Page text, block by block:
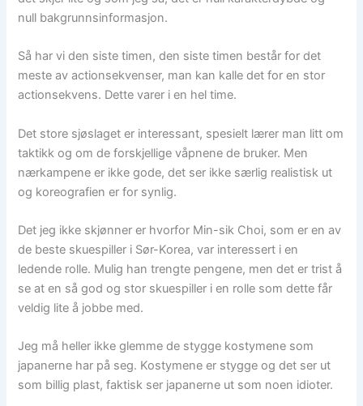
null bakgrunnsinformasjon.
Så har vi den siste timen, den siste timen består for det
meste av actionsekvenser, man kan kalle det for en stor
actionsekvens. Dette varer i en hel time.
Det store sjøslaget er interessant, spesielt lærer man litt om
taktikk og om de forskjellige våpnene de bruker. Men
nærkampene er ikke gode, det ser ikke særlig realistisk ut
og koreografien er for synlig.
Det jeg ikke skjønner er hvorfor Min-sik Choi, som er en av
de beste skuespiller i Sør-Korea, var interessert i en
ledende rolle. Mulig han trengte pengene, men det er trist å
se at en så god og stor skuespiller i en rolle som dette får
veldig lite å jobbe med.
Jeg må heller ikke glemme de stygge kostymene som
japanerne har på seg. Kostymene er stygge og det ser ut
som billig plast, faktisk ser japanerne ut som noen idioter.